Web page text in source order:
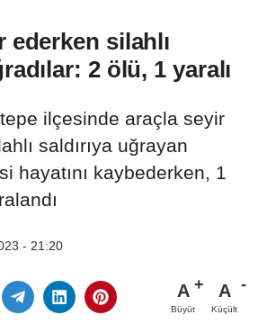
ederken silahlı
2 ölü, 1 yaralı
ilçesinde araçla seyir
saldırıya uğrayan
hayatını kaybederken, 1
- 21:20
A
Büyüt
A
Küçült